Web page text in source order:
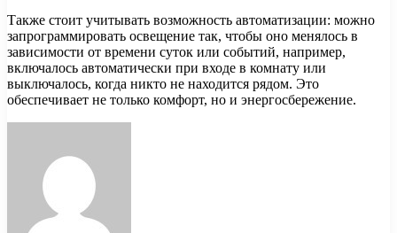
Также стоит учитывать возможность автоматизации: можно
запрограммировать освещение так, чтобы оно менялось в
зависимости от времени суток или событий, например,
включалось автоматически при входе в комнату или
выключалось, когда никто не находится рядом. Это
обеспечивает не только комфорт, но и энергосбережение.